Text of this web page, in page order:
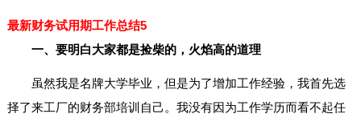
最新财务试用期工作总结5
一、要明白大家都是捡柴的，火焰高的道理
虽然我是名牌大学毕业，但是为了增加工作经验，我首先选
择了来工厂的财务部培训自己。我没有因为工作学历而看不起任